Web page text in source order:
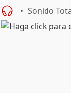
Sonido